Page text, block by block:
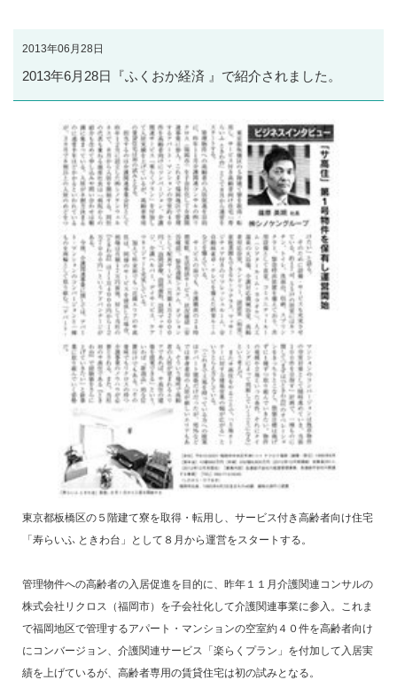
2013年06月28日
2013年6月28日『ふくおか経済 』で紹介されました。
東京都板橋区の５階建て寮を取得・転用し、サービス付き高齢者向け住宅
「寿らいふ ときわ台」として８月から運営をスタートする。
管理物件への高齢者の入居促進を目的に、昨年１１月介護関連コンサルの
株式会社リクロス（福岡市）を子会社化して介護関連事業に参入。これま
で福岡地区で管理するアパート・マンションの空室約４０件を高齢者向け
にコンバージョン、介護関連サービス「楽らくプラン」を付加して入居実
績を上げているが、高齢者専用の賃貸住宅は初の試みとなる。